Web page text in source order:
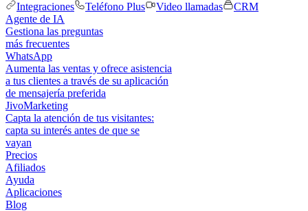
Integraciones
Teléfono Plus Video llamadas
CRM
Agente de IA
Gestiona las preguntas
más frecuentes
WhatsApp
Aumenta las ventas y ofrece asistencia
a tus clientes a través de su aplicación
de mensajería preferida
JivoMarketing
Capta la atención de tus visitantes:
capta su interés antes de que se
vayan
Precios
Afiliados
Ayuda
Aplicaciones
Blog